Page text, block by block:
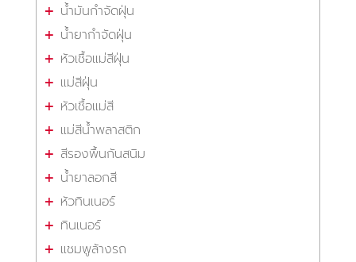
น้ำมันกำจัดฝุ่น
น้ำยากำจัดฝุ่น
หัวเชื้อแม่สีฝุ่น
แม่สีฝุ่น
หัวเชื้อแม่สี
แม่สีน้ำพลาสติก
สีรองพื้นกันสนิม
น้ำยาลอกสี
หัวทินเนอร์
ทินเนอร์
แชมพูล้างรถ